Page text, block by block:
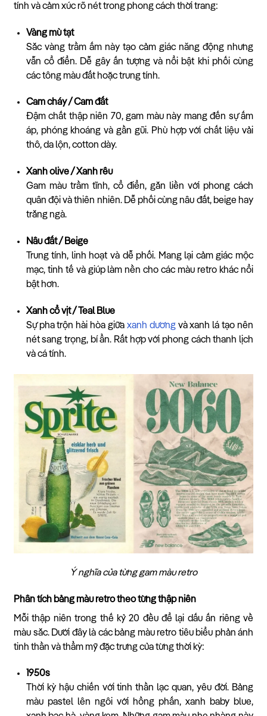
tính và cảm xúc rõ nét trong phong cách thời trang:
Vàng mù tạt
Sắc vàng trầm ấm này tạo cảm giác năng động nhưng
vẫn cổ điển. Dễ gây ấn tượng và nổi bật khi phối cùng
các tông màu đất hoặc trung tính.
Cam cháy / Cam đất
Đậm chất thập niên 70, gam màu này mang đến sự ấm
áp, phóng khoáng và gần gũi. Phù hợp với chất liệu vải
thô, da lộn, cotton dày.
Xanh olive / Xanh rêu
Gam màu trầm tĩnh, cổ điển, gắn liền với phong cách
quân đội và thiên nhiên. Dễ phối cùng nâu đất, beige hay
trắng ngà.
Nâu đất / Beige
Trung tính, linh hoạt và dễ phối. Mang lại cảm giác mộc
mạc, tinh tế và giúp làm nền cho các màu retro khác nổi
bật hơn.
Xanh cổ vịt / Teal Blue
Sự pha trộn hài hòa giữa xanh dươngvà xanh lá tạo nên
nét sang trọng, bí ẩn. Rất hợp với phong cách thanh lịch
và cá tính.
Ý nghĩa của từng gam màu retro
Phân tích bảng màu retro theo từng thập niên
Mỗi thập niên trong thế kỷ 20 đều để lại dấu ấn riêng về
màu sắc. Dưới đây là các bảng màu retro tiêu biểu phản ánh
tinh thần và thẩm mỹ đặc trưng của từng thời kỳ:
1950s
Thời kỳ hậu chiến với tinh thần lạc quan, yêu đời. Bảng
màu pastel lên ngôi với hồng phấn, xanh baby blue,